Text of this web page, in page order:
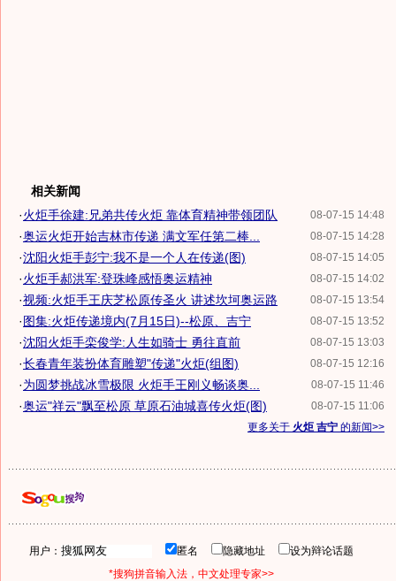
相关新闻
08-07-15 14:48
·火炬手徐建:兄弟共传火炬 靠体育精神带领团队
08-07-15 14:28
·奥运火炬开始吉林市传递 满文军任第二棒...
08-07-15 14:05
·沈阳火炬手彭宁:我不是一个人在传递(图)
08-07-15 14:02
·火炬手郝洪军:登珠峰感悟奥运精神
08-07-15 13:54
·视频:火炬手王庆芝松原传圣火 讲述坎坷奥运路
08-07-15 13:52
·图集:火炬传递境内(7月15日)--松原、吉宁
08-07-15 13:03
·沈阳火炬手栾俊学:人生如骑士 勇往直前
08-07-15 12:16
·长春青年装扮体育雕塑"传递"火炬(组图)
08-07-15 11:46
·为圆梦挑战冰雪极限 火炬手王刚义畅谈奥...
08-07-15 11:06
·奥运"祥云"飘至松原 草原石油城喜传火炬(图)
更多关于 火炬 吉宁 的新闻>>
用户： 匿名 隐藏地址
设为辩论话题
*搜狗拼音输入法，中文处理专家>>